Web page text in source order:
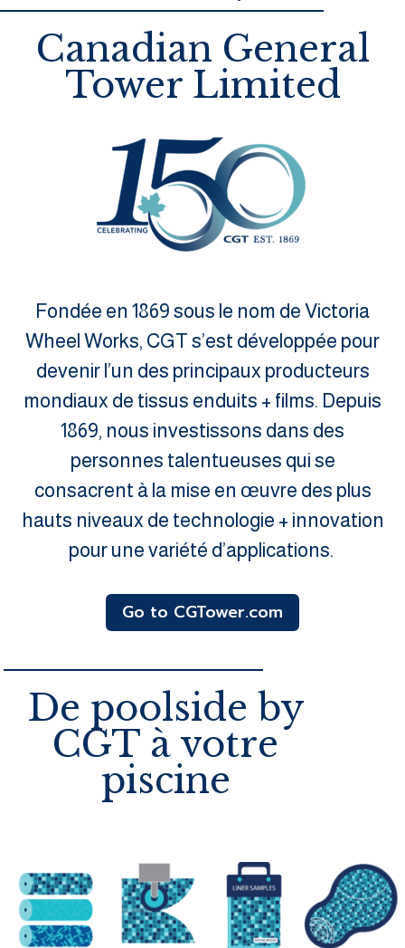
Canadian General
Tower Limited
Fondée en 1869 sous le nom de Victoria
Wheel Works, CGT s’est développée pour
devenir l’un des principaux producteurs
mondiaux de tissus enduits + films. Depuis
1869, nous investissons dans des
personnes talentueuses qui se
consacrent à la mise en œuvre des plus
hauts niveaux de technologie + innovation
pour une variété d’applications.
Go to CGTower.com
De poolside by
CGT à votre
piscine